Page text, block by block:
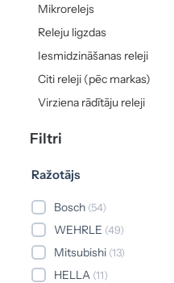
Mikrorelejs
Releju ligzdas
Iesmidzināšanas releji
Citi releji (pēc markas)
Virziena rādītāju releji
Filtri
Ražotājs
Bosch (54)
WEHRLE (49)
Mitsubishi (13)
HELLA (11)